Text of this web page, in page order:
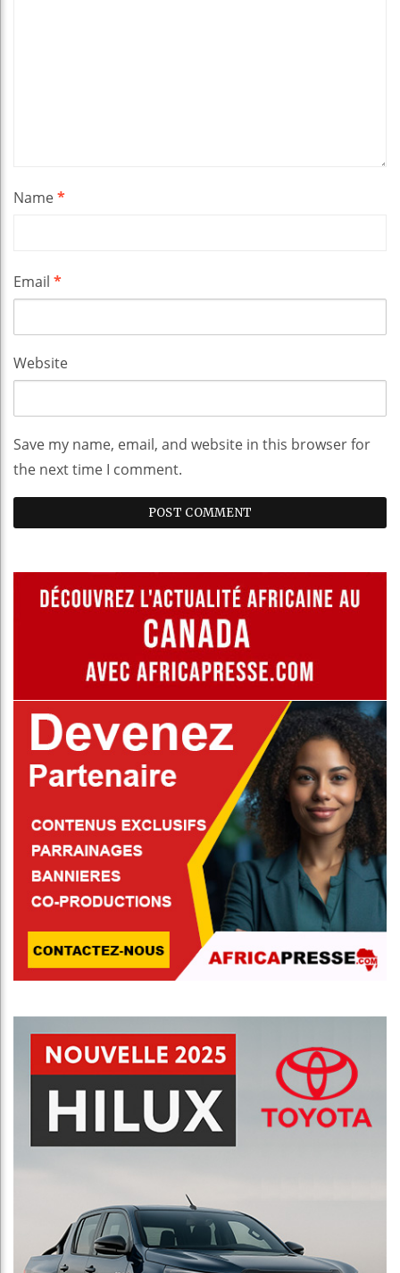
Name*
Email *
Website
Save my name, email, and website in this browser for
the next time I comment.